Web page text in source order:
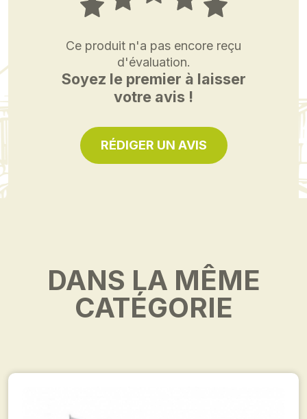
Ce produit n'a pas encore reçu
d'évaluation.
Soyez le premier à laisser
votre avis !
RÉDIGER UN AVIS
DANS LA MÊME
CATÉGORIE